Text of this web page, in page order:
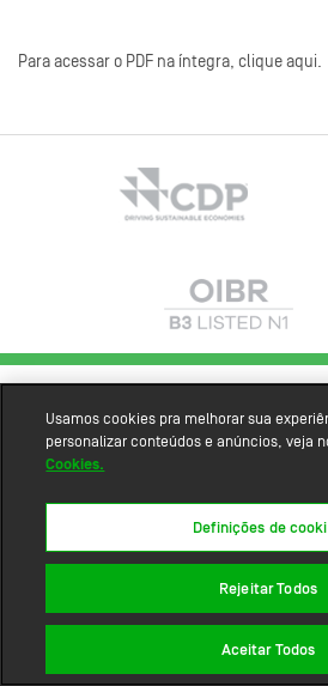
Para acessar o PDF na íntegra, clique aqui.
Usamos cookies pra melhorar sua
personalizar conteúdos e anúncios, veja
Cookies.
Definições de
Rejeitar Todos
Aceitar Todos